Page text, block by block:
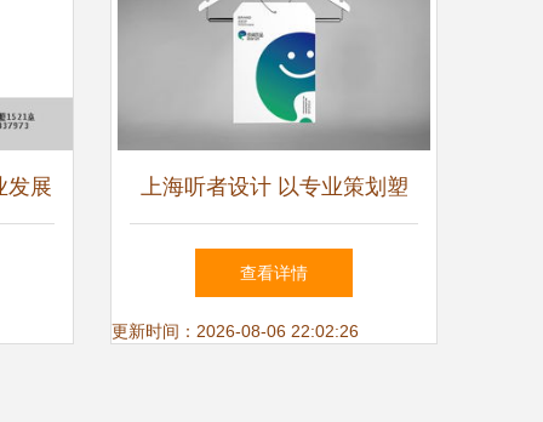
发展 上海听者设计 以专业策划塑
造卓越企业形象的探索者
查看详情
更新时间：2026-08-06 22:02:26